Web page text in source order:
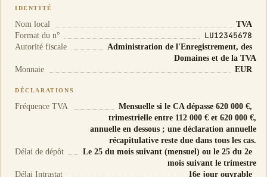
IDENTITÉ
Nom local
TVA
Format du n°
LU12345678
Autorité fiscale
Administration de l'Enregistrement, des
Domaines et de la TVA
Monnaie
EUR
DÉCLARATIONS
Fréquence TVA
Mensuelle si le CA dépasse 620 000 €,
trimestrielle entre 112 000 € et 620 000 €,
annuelle en dessous ; une déclaration annuelle
récapitulative reste due dans tous les cas.
Délai de dépôt
Le 25 du mois suivant (mensuel) ou le 25 du 2e
mois suivant le trimestre
Délai Intrastat
16e jour ouvrable